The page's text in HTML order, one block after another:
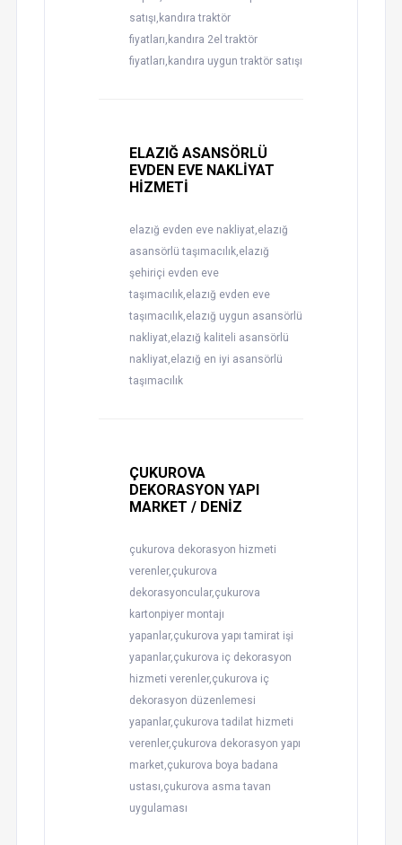
satışı,kandıra traktör
fiyatları,kandıra 2el traktör
fiyatları,kandıra uygun traktör satışı
ELAZIĞ ASANSÖRLÜ
EVDEN EVE NAKLİYAT
HİZMETİ
elazığ evden eve nakliyat,elazığ
asansörlü taşımacılık,elazığ
şehiriçi evden eve
taşımacılık,elazığ evden eve
taşımacılık,elazığ uygun asansörlü
nakliyat,elazığ kaliteli asansörlü
nakliyat,elazığ en iyi asansörlü
taşımacılık
ÇUKUROVA
DEKORASYON YAPI
MARKET / DENİZ
çukurova dekorasyon hizmeti
verenler,çukurova
dekorasyoncular,çukurova
kartonpiyer montajı
yapanlar,çukurova yapı tamirat işi
yapanlar,çukurova iç dekorasyon
hizmeti verenler,çukurova iç
dekorasyon düzenlemesi
yapanlar,çukurova tadilat hizmeti
verenler,çukurova dekorasyon yapı
market,çukurova boya badana
ustası,çukurova asma tavan
uygulaması